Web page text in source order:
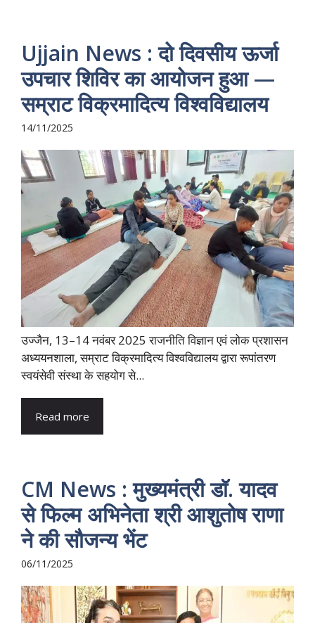
Ujjain News : दो दिवसीय ऊर्जा
उपचार शिविर का आयोजन हुआ —
सम्राट विक्रमादित्य विश्वविद्यालय
14/11/2025
उज्जैन, 13–14 नवंबर 2025 राजनीति विज्ञान एवं लोक प्रशासन
अध्ययनशाला, सम्राट विक्रमादित्य विश्वविद्यालय द्वारा रूपांतरण
स्वयंसेवी संस्था के सहयोग से...
Read more
CM News : मुख्यमंत्री डॉ. यादव
से फिल्म अभिनेता श्री आशुतोष राणा
ने की सौजन्य भेंट
06/11/2025